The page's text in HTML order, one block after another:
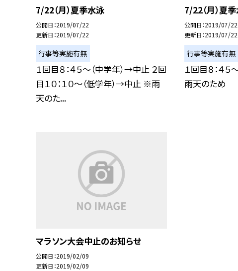
7/22（月）夏季水泳
公開日 2019/07/22
更新日 2019/07/22
行事等実施有無
１回目８：４５〜（中学年）→中止 ２回
目１０：１０〜（低学年）→中止 ※雨
天のた...
7/22（月）夏
公開日 2019/07/22
更新日 2019/07/22
行事等実施有無
１回目８：４
雨天のため
マラソン大会中止のお知らせ
公開日 2019/02/09
更新日 2019/02/09